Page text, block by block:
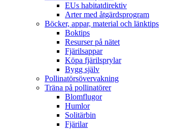
EUs habitatdirektiv
Arter med åtgärdsprogram
Böcker, appar, material och länktips
Boktips
Resurser på nätet
Fjärilsappar
Köpa fjärilsprylar
Bygg själv
Pollinatörsövervakning
Träna på pollinatörer
Blomflugor
Humlor
Solitärbin
Fjärilar